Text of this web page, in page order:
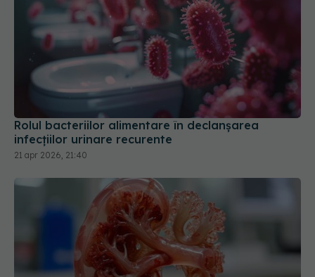
Rolul bacteriilor alimentare în declanșarea
infecțiilor urinare recurente
21 apr 2026, 21:40